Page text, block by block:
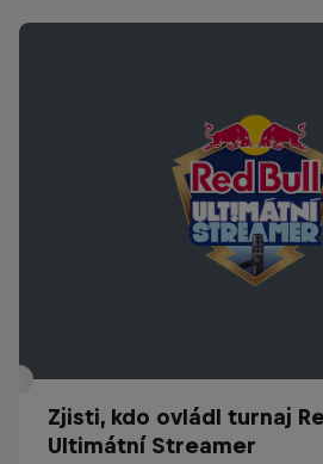
Zjisti, kdo ovládl turnaj
Ultimátní Streamer